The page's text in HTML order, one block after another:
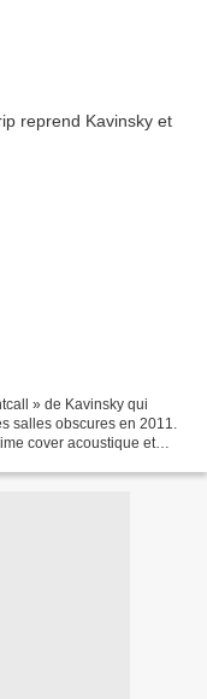
» de Kavinsky qui
salles obscures en 2011.
cover acoustique et